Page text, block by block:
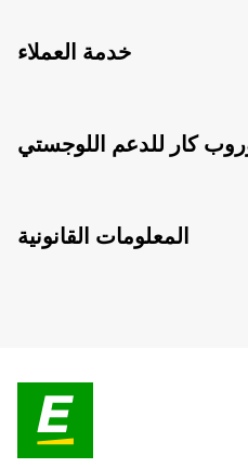
خدمة العملاء
كار للدعم اللوجستي
المعلومات القانونية